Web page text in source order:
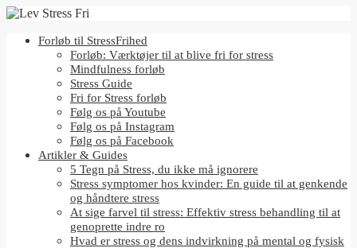
Forløb til StressFrihed
Forløb: Værktøjer til at blive fri for stress
Mindfulness forløb
Stress Guide
Fri for Stress forløb
Følg os på Youtube
Følg os på Instagram
Følg os på Facebook
Artikler & Guides
5 Tegn på Stress, du ikke må ignorere
Stress symptomer hos kvinder: En guide til at genkende
og håndtere stress
At sige farvel til stress: Effektiv stress behandling til at
genoprette indre ro
Hvad er stress og dens indvirkning på mental og fysisk